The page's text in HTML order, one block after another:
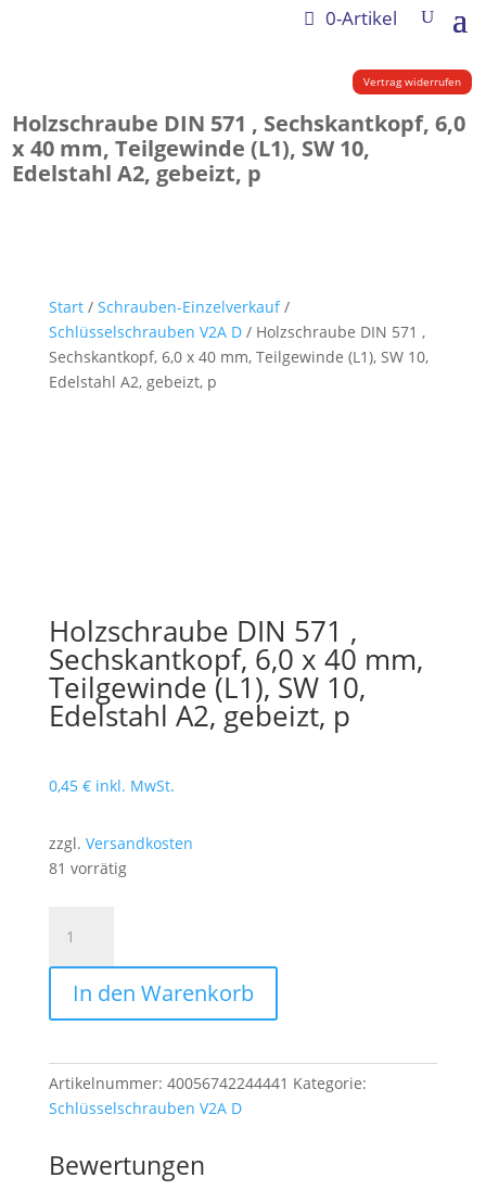
0-Artikel
Vertrag widerrufen
Holzschraube DIN 571 , Sechskantkopf, 6,0
x 40 mm, Teilgewinde (L1), SW 10,
Edelstahl A2, gebeizt, p
Start/ Schrauben-Einzelverkauf/
Schlüsselschrauben V2A D/ Holzschraube DIN 571 ,
Sechskantkopf, 6,0 x 40 mm, Teilgewinde (L1), SW 10,
Edelstahl A2, gebeizt, p
Holzschraube DIN 571 ,
Sechskantkopf, 6,0 x 40 mm,
Teilgewinde (L1), SW 10,
Edelstahl A2, gebeizt, p
0,45 € inkl. MwSt.
zzgl. Versandkosten
81 vorrätig
DIN
571
Sechskantkopf,
x
40
mm,
(L1),
In den Warenkorb
Artikelnummer: 40056742244441 Kategorie:
Schlüsselschrauben V2A D
Bewertungen